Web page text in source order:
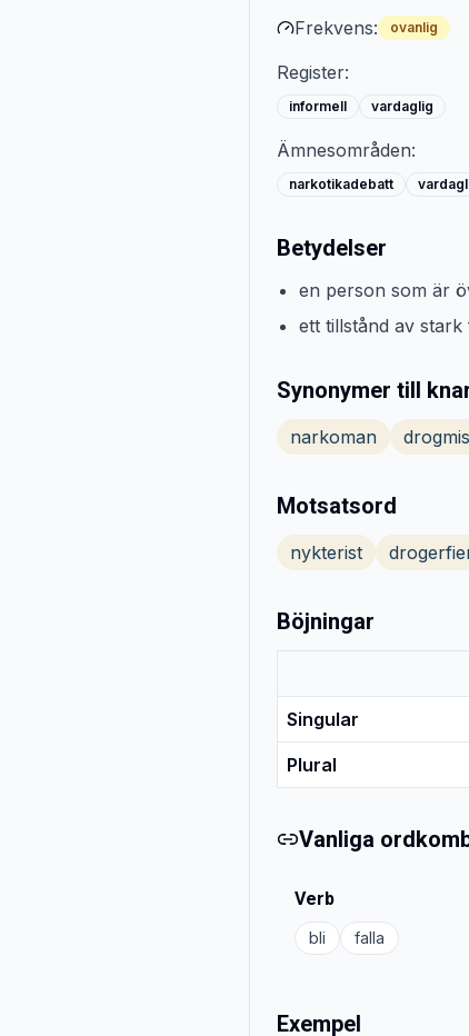
Frekvens: ovanlig
Register:
informell vardaglig
Ämnesområden:
narkotikadebatt
Betydelser
en person som är
ett tillstånd av
Synonymer till
narkoman
Motsatsord
nykterist
Böjningar
Singular
Plural
Vanliga
Verb
bli falla
Exempel